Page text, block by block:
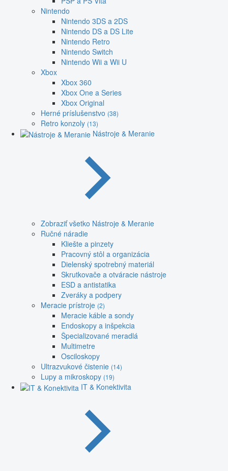
Nintendo
Nintendo 3DS a 2DS
Nintendo DS a DS Lite
Nintendo Retro
Nintendo Switch
Nintendo Wii a Wii U
Xbox
Xbox 360
Xbox One a Series
Xbox Original
Herné príslušenstvo (38)
Retro konzoly (13)
Nástroje & Meranie
Zobraziť všetko Nástroje & Meranie
Ručné náradie
Kliešte a pinzety
Pracovný stôl a organizácia
Dielenský spotrebný materiál
Skrutkovače a otváracie nástroje
ESD a antistatika
Zveráky a podpery
Meracie prístroje (2)
Meracie káble a sondy
Endoskopy a inšpekcia
Špecializované meradlá
Multimetre
Osciloskopy
Ultrazvukové čistenie (14)
Lupy a mikroskopy (19)
IT & Konektivita